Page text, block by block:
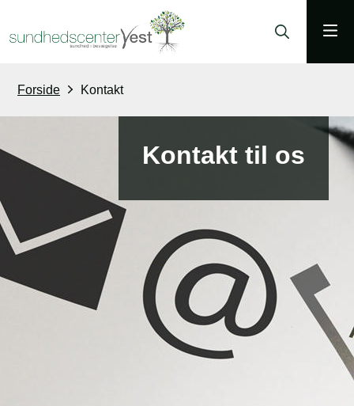
Forside Kontakt
Kontakt til os